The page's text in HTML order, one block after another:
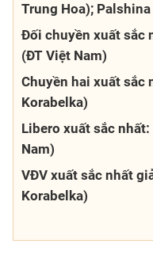
Trung Hoa);
Đối chuyền xuất sắc
(ĐT Việt Nam)
Chuyền hai xuất sắc
Korabelka)
Libero xuất sắc
Nam)
VĐV xuất sắc nhất
Korabelka)